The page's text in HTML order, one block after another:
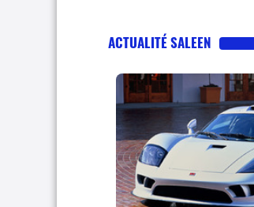
ACTUALITÉ SALEEN